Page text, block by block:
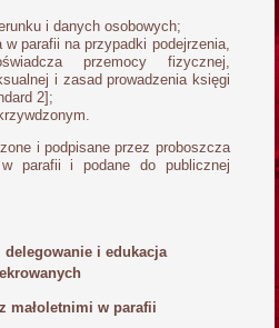
i danych osobowych;
w parafii na przypadki podejrzenia,
przemocy fizycznej,
i zasad prowadzenia księgi
2];
i podpisane przez proboszcza
parafii i podane do publicznej
i edukacja
małoletnimi w parafii